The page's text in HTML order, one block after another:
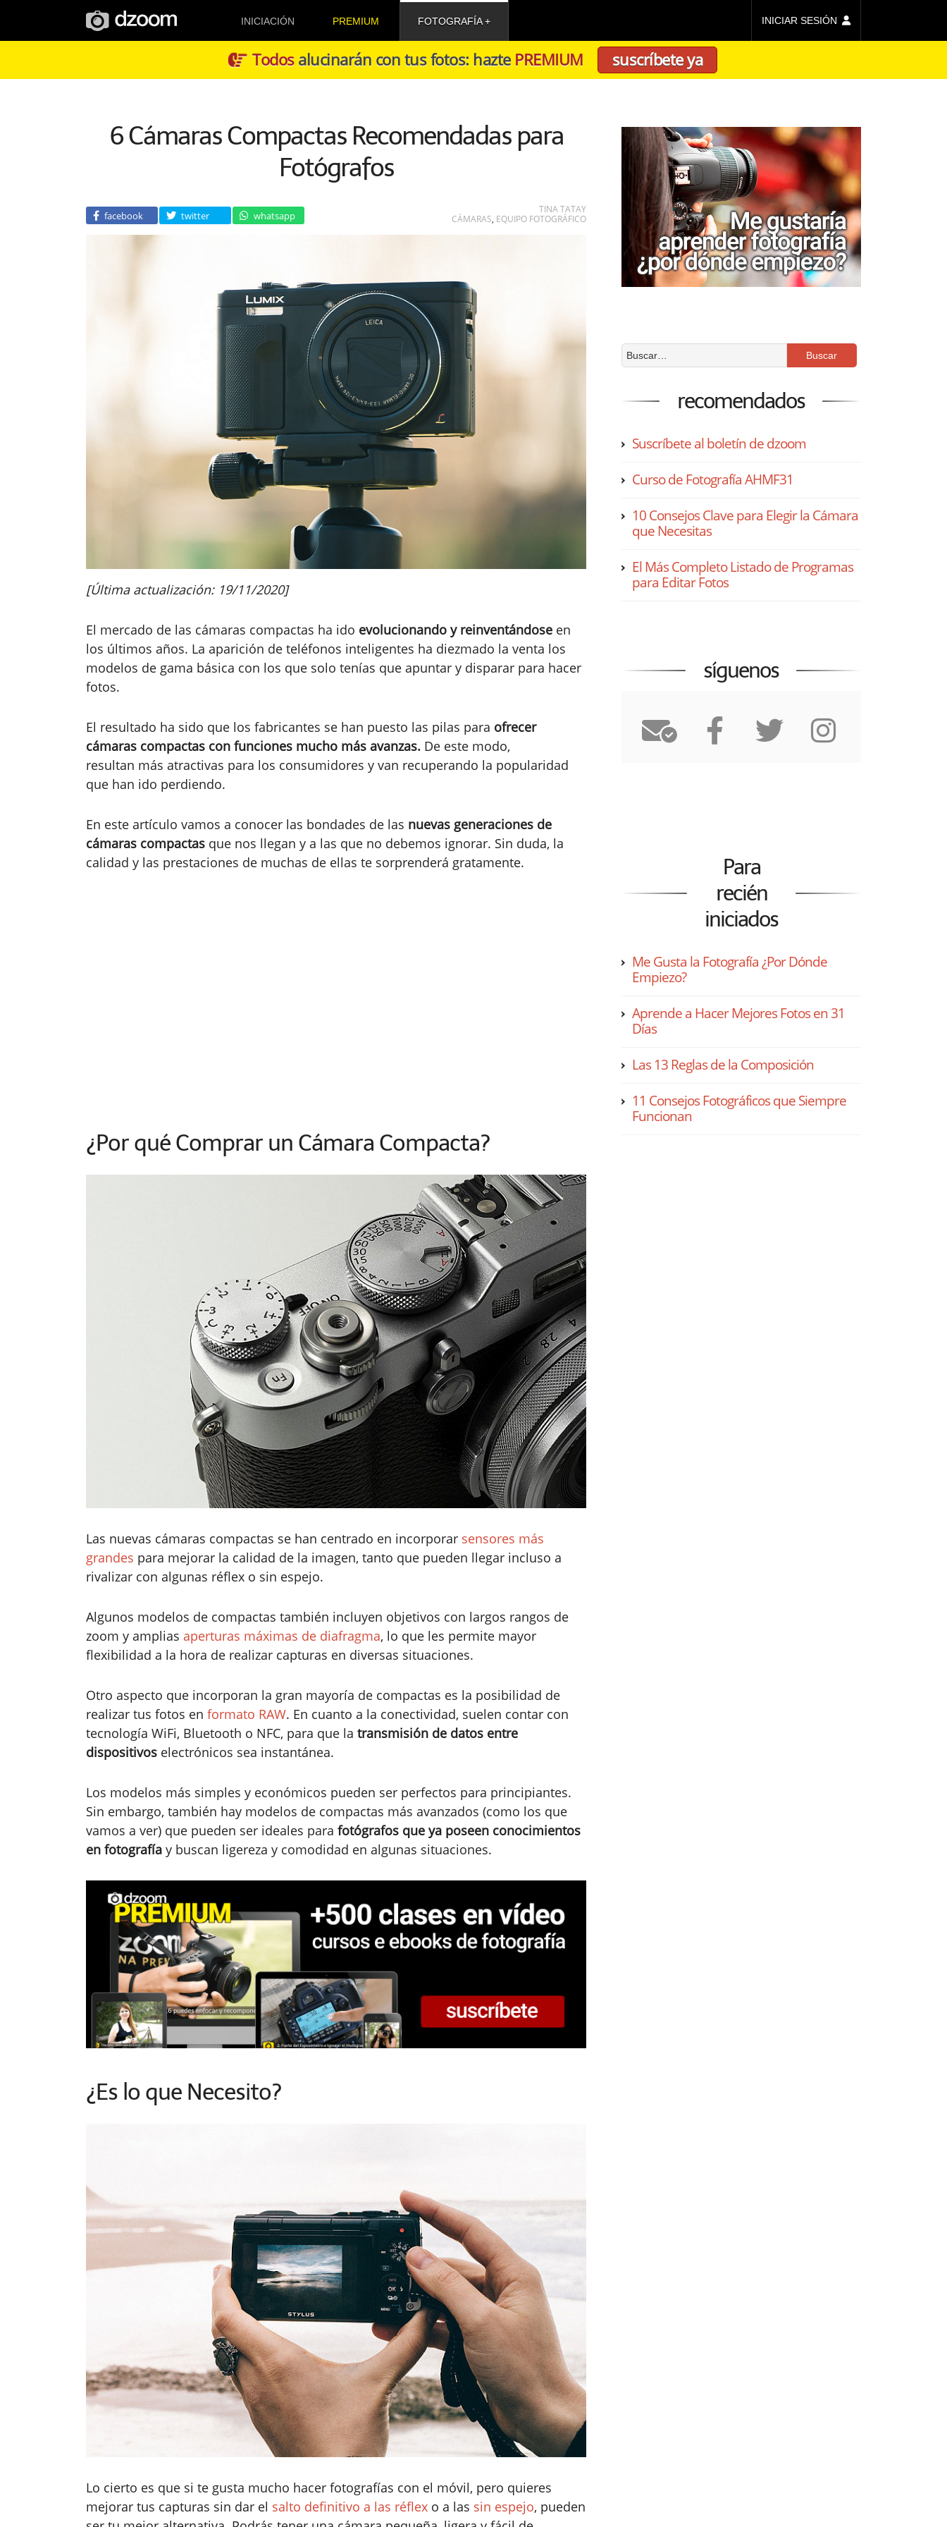
INICIACIÓN PREMIUM FOTOGRAFÍA INICIAR SESIÓN
Todosalucinarán con tus fotos: hazte PREMIUM suscríbete ya
6 Cámaras Compactas Recomendadas para
Fotógrafos
facebook twitter whatsapp
TINA TATAY
CÁMARAS, EQUIPO FOTOGRÁFICO
[Última actualización: 19/11/2020]
El mercado de las cámaras compactas ha ido evolucionando y reinventándose en
los últimos años. La aparición de teléfonos inteligentes ha diezmado la venta los
modelos de gama básica con los que solo tenías que apuntar y disparar para hacer
fotos.
El resultado ha sido que los fabricantes se han puesto las pilas para ofrecer
cámaras compactas con funciones mucho más avanzas. De este modo,
resultan más atractivas para los consumidores y van recuperando la popularidad
que han ido perdiendo.
En este artículo vamos a conocer las bondades de las nuevas generaciones de
cámaras compactas que nos llegan y a las que no debemos ignorar. Sin duda, la
calidad y las prestaciones de muchas de ellas te sorprenderá gratamente.
¿Por qué Comprar un Cámara Compacta?
Las nuevas cámaras compactas se han centrado en incorporar sensores más
grandes para mejorar la calidad de la imagen, tanto que pueden llegar incluso a
rivalizar con algunas réflex o sin espejo.
Algunos modelos de compactas también incluyen objetivos con largos rangos de
zoom y amplias aperturas máximas de diafragma, lo que les permite mayor
flexibilidad a la hora de realizar capturas en diversas situaciones.
Otro aspecto que incorporan la gran mayoría de compactas es la posibilidad de
realizar tus fotos en formato RAW. En cuanto a la conectividad, suelen contar con
tecnología WiFi, Bluetooth o NFC, para que la transmisión de datos entre
dispositivos electrónicos sea instantánea.
Los modelos más simples y económicos pueden ser perfectos para principiantes.
Sin embargo, también hay modelos de compactas más avanzados (como los que
vamos a ver) que pueden ser ideales para fotógrafos que ya poseen conocimientos
en fotografía y buscan ligereza y comodidad en algunas situaciones.
¿Es lo que Necesito?
Lo cierto es que si te gusta mucho hacer fotografías con el móvil, pero quieres
mejorar tus capturas sin dar el salto definitivo a las réflex o a las sin espejo, pueden
recomendados
Suscríbete al boletín de dzoom
Curso de Fotografía AHMF31
10 Consejos Clave para Elegir la Cámara
que Necesitas
El Más Completo Listado de Programas
para Editar Fotos
síguenos
Para
recién
iniciados
Me Gusta la Fotografía ¿Por Dónde
Empiezo?
Aprende a Hacer Mejores Fotos en 31
Días
Las 13 Reglas de la Composición
11 Consejos Fotográficos que Siempre
Funcionan